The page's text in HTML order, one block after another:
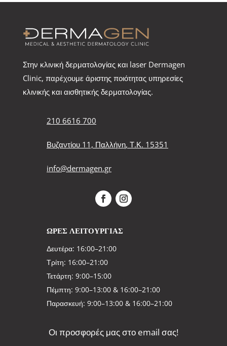
Στην κλινική δερματολογίας και laser Dermagen
Clinic, παρέχουμε άριστης ποιότητας υπηρεσίες
κλινικής και αισθητικής δερματολογίας.
210 6616 700
Βυζαντίου 11, Παλλήνη, Τ.Κ. 15351
info@dermagen.gr
ΩΡΕΣ ΛΕΙΤΟΥΡΓΙΑΣ
Δευτέρα: 16:00–21:00
Τρίτη: 16:00–21:00
Τετάρτη: 9:00–15:00
Πέμπτη: 9:00–13:00 & 16:00–21:00
Παρασκευή: 9:00–13:00 & 16:00–21:00
Οι προσφορές μας στο email σας!